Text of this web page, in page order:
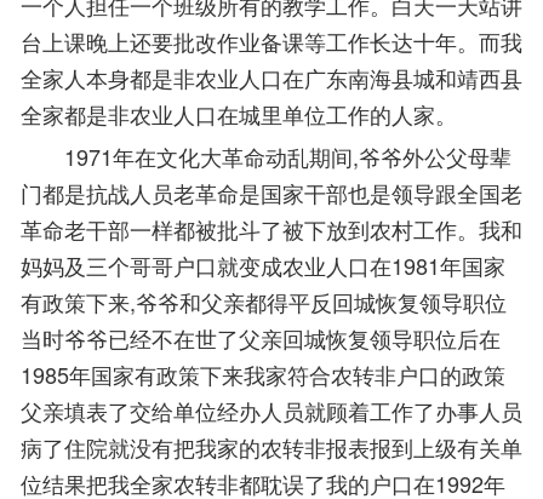
台上课晚上还要批改作业备课等工作长达十年。而我
全家人本身都是非农业人口在广东南海县城和靖西县
全家都是非农业人口在城里单位工作的人家。
1971年在文化大革命动乱期间,爷爷外公父母辈
门都是抗战人员老革命是国家干部也是领导跟全国老
革命老干部一样都被批斗了被下放到农村工作。我和
妈妈及三个哥哥户口就变成农业人口在1981年国家
有政策下来,爷爷和父亲都得平反回城恢复领导职位
当时爷爷已经不在世了父亲回城恢复领导职位后在
1985年国家有政策下来我家符合农转非户口的政策
父亲填表了交给单位经办人员就顾着工作了办事人员
病了住院就没有把我家的农转非报表报到上级有关单
位结果把我全家农转非都耽误了我的户口在1992年